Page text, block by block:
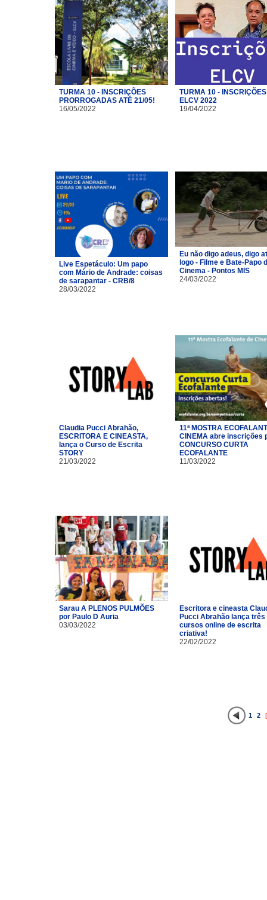
TURMA 10 - INSCRIÇÕES
PRORROGADAS ATÉ 21/05!
16/05/2022
TURMA 10 - INSCRIÇÕES
ELCV 2022
19/04/2022
Live Espetáculo: Um papo
com Mário de Andrade: coisas
de sarapantar - CRB/8
28/03/2022
Eu não digo adeus, digo
logo - Filme e Bate-Papo
Cinema - Pontos MIS
24/03/2022
Claudia Pucci Abrahão,
ESCRITORA E CINEASTA,
lança o Curso de Escrita
STORY
21/03/2022
11ª MOSTRA
CINEMA abre inscrições
CONCURSO CURTA
ECOFALANTE
11/03/2022
Sarau A PLENOS PULMÕES
por Paulo D Auria
03/03/2022
Escritora e cineasta
Pucci Abrahão lança três
cursos online de escrita
criativa!
22/02/2022
1 2